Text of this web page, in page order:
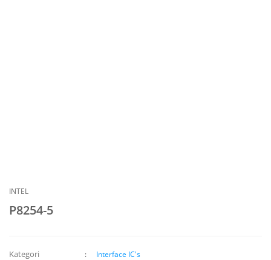
INTEL
P8254-5
Kategori Interface IC's